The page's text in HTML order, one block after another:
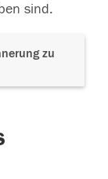
sind.
zu